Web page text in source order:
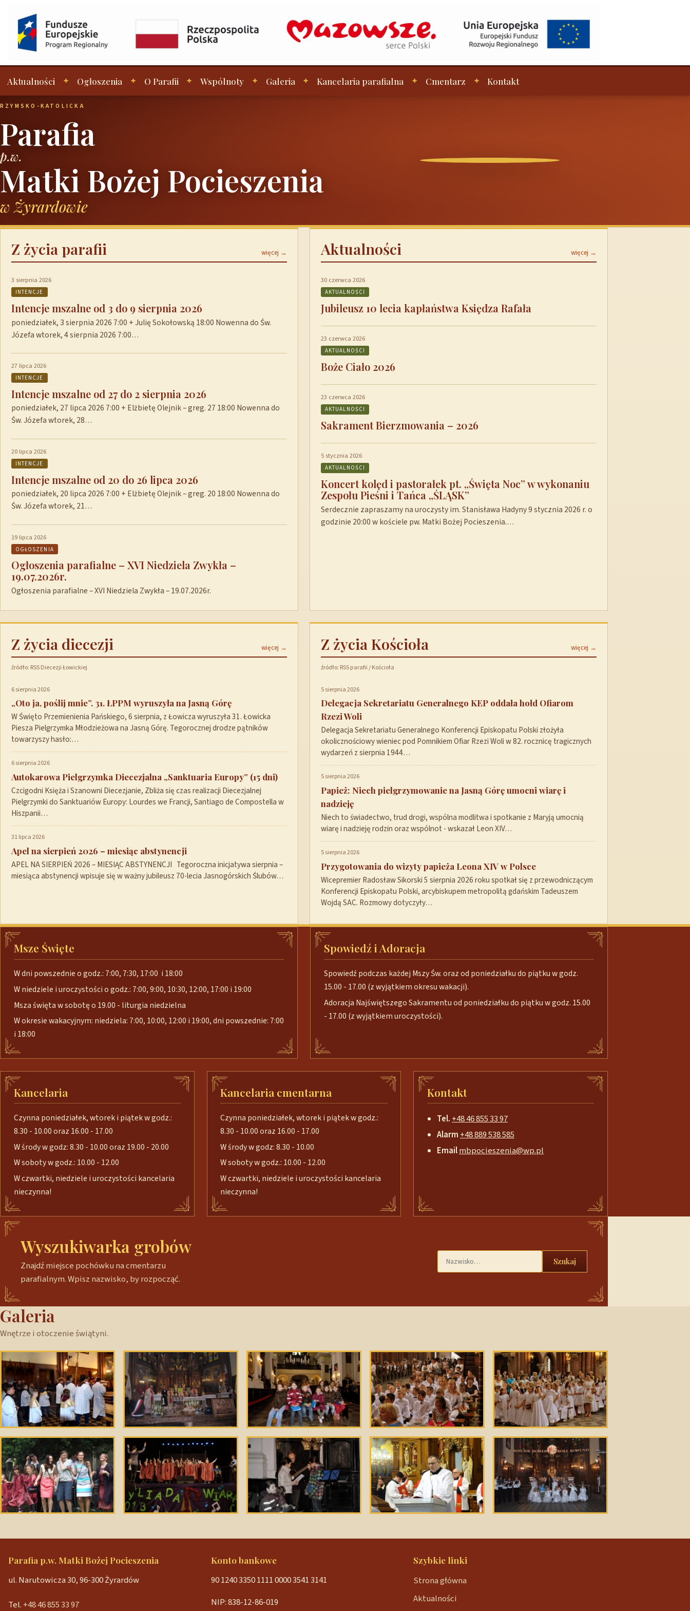
Aktualności Ogłoszenia O Parafii Wspólnoty Galeria Kancelaria parafialna Cmentarz Kontakt
RZYMSKO-KATOLICKA
Parafia
p.w.
Matki Bożej Pocieszenia
w Żyrardowie
Z życia parafii więcej →
3 sierpnia 2026
INTENCJE
Intencje mszalne od 3 do 9 sierpnia 2026
poniedziałek, 3 sierpnia 2026 7:00 + Julię Sokołowską 18:00 Nowenna do Św.
Józefa wtorek, 4 sierpnia 2026 7:00…
27 lipca 2026
INTENCJE
Intencje mszalne od 27 do 2 sierpnia 2026
poniedziałek, 27 lipca 2026 7:00 + Elżbietę Olejnik – greg. 27 18:00 Nowenna do
Św. Józefa wtorek, 28…
20 lipca 2026
INTENCJE
Intencje mszalne od 20 do 26 lipca 2026
poniedziałek, 20 lipca 2026 7:00 + Elżbietę Olejnik – greg. 20 18:00 Nowenna do
Św. Józefa wtorek, 21…
19 lipca 2026
OGŁOSZENIA
Ogłoszenia parafialne – XVI Niedziela Zwykła –
19.07.2026r.
Ogłoszenia parafialne – XVI Niedziela Zwykła – 19.07.2026r.
Aktualności więcej →
30 czerwca 2026
AKTUALNOŚCI
Jubileusz 10 lecia kapłaństwa Księdza Rafała
23 czerwca 2026
AKTUALNOŚCI
Boże Ciało 2026
23 czerwca 2026
AKTUALNOŚCI
Sakrament Bierzmowania – 2026
5 stycznia 2026
AKTUALNOŚCI
Koncert kolęd i pastorałek pt. „Święta Noc” w wykonaniu
Zespołu Pieśni i Tańca „ŚLĄSK”
Serdecznie zapraszamy na uroczysty im. Stanisława Hadyny 9 stycznia 2026 r. o
godzinie 20:00 w kościele pw. Matki Bożej Pocieszenia.…
Z życia diecezji więcej →
źródło: RSS Diecezji Łowickiej
6 sierpnia 2026
„Oto ja, poślij mnie”. 31. ŁPPM wyruszyła na Jasną Górę
W Święto Przemienienia Pańskiego, 6 sierpnia, z Łowicza wyruszyła 31. Łowicka
Piesza Pielgrzymka Młodzieżowa na Jasną Górę. Tegorocznej drodze pątników
towarzyszy hasło:…
6 sierpnia 2026
Autokarowa Pielgrzymka Diecezjalna „Sanktuaria Europy” (15 dni)
Czcigodni Księża i Szanowni Diecezjanie, Zbliża się czas realizacji Diecezjalnej
Pielgrzymki do Sanktuariów Europy: Lourdes we Francji, Santiago de Compostella w
Hiszpanii…
31 lipca 2026
Apel na sierpień 2026 – miesiąc abstynencji
APEL NA SIERPIEŃ 2026 – MIESIĄC ABSTYNENCJI Tegoroczna inicjatywa sierpnia –
miesiąca abstynencji wpisuje się w ważny jubileusz 70-lecia Jasnogórskich Ślubów…
Z życia Kościoła więcej →
źródło: RSS parafii / Kościoła
5 sierpnia 2026
Delegacja Sekretariatu Generalnego KEP oddała hołd Ofiarom
Rzezi Woli
Delegacja Sekretariatu Generalnego Konferencji Episkopatu Polski złożyła
okolicznościowy wieniec pod Pomnikiem Ofiar Rzezi Woli w 82. rocznicę tragicznych
wydarzeń z sierpnia 1944…
5 sierpnia 2026
Papież: Niech pielgrzymowanie na Jasną Górę umocni wiarę i
nadzieję
Niech to świadectwo, trud drogi, wspólna modlitwa i spotkanie z Maryją umocnią
wiarę i nadzieję rodzin oraz wspólnot - wskazał Leon XIV…
5 sierpnia 2026
Przygotowania do wizyty papieża Leona XIV w Polsce
Wicepremier Radosław Sikorski 5 sierpnia 2026 roku spotkał się z przewodniczącym
Konferencji Episkopatu Polski, arcybiskupem metropolitą gdańskim Tadeuszem
Wojdą SAC. Rozmowy dotyczyły…
Msze Święte
W dni powszednie o godz.: 7:00, 7:30, 17:00 i 18:00
W niedziele i uroczystości o godz.: 7:00, 9:00, 10:30, 12:00, 17:00 i 19:00
Msza święta w sobotę o 19.00 - liturgia niedzielna
W okresie wakacyjnym: niedziela: 7:00, 10:00, 12:00 i 19:00, dni powszednie: 7:00
i 18:00
Spowiedź i Adoracja
Spowiedź podczas każdej Mszy Św. oraz od poniedziałku do piątku w godz.
15.00 - 17.00 (z wyjątkiem okresu wakacji).
Adoracja Najświętszego Sakramentu od poniedziałku do piątku w godz. 15.00
- 17.00 (z wyjątkiem uroczystości).
Kancelaria
Czynna poniedziałek, wtorek i piątek w godz.:
8.30 - 10.00 oraz 16.00 - 17.00
W środy w godz: 8.30 - 10.00 oraz 19.00 - 20.00
W soboty w godz.: 10.00 - 12.00
W czwartki, niedziele i uroczystości kancelaria
nieczynna!
Kancelaria cmentarna
Czynna poniedziałek, wtorek i piątek w godz.:
8.30 - 10.00 oraz 16.00 - 17.00
W środy w godz: 8.30 - 10.00
W soboty w godz.: 10.00 - 12.00
W czwartki, niedziele i uroczystości kancelaria
nieczynna!
Kontakt
Tel.+48 46 855 33 97
Alarm+48 889 538 585
Emailmbpocieszenia@wp.pl
Wyszukiwarka grobów
Znajdź miejsce pochówku na cmentarzu
parafialnym. Wpisz nazwisko, by rozpocząć.
Szukaj
Galeria
Wnętrze i otoczenie świątyni.
Parafia p.w. Matki Bożej Pocieszenia
ul. Narutowicza 30, 96-300 Żyrardów
Tel. +48 46 855 33 97
Konto bankowe
90 1240 3350 1111 0000 3541 3141
NIP: 838-12-86-019
Szybkie linki
Strona główna
Aktualności